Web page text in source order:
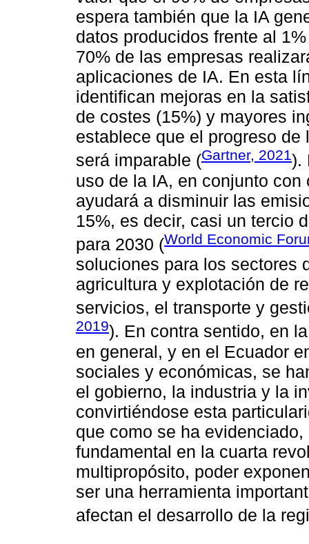
espera también que la IA
datos producidos frente al
70% de las empresas
aplicaciones de IA. En esta
identifican mejoras en la
de costes (15%) y mayores
establece que el progreso
será imparable (Gartner, 2021).
uso de la IA, en conjunto
ayudará a disminuir las
15%, es decir, casi un tercio
para 2030 (World Economic
soluciones para los sectores
agricultura y explotación de
servicios, el transporte y
2019). En contra sentido, en
en general, y en el Ecuador
sociales y económicas, se
el gobierno, la industria y la
convirtiéndose esta
que como se ha
fundamental en la cuarta
multipropósito, poder
ser una herramienta
afectan el desarrollo de la